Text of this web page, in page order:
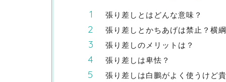
張り差しとはどんな意味？
張り差しとかちあげは禁止？横
張り差しのメリットは？
張り差しは卑怯？
張り差しは白鵬がよく使うけど